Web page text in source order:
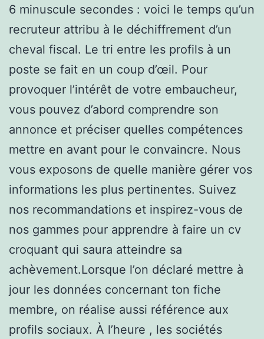
6 minuscule secondes : voici le temps qu’un
recruteur attribu à le déchiffrement d’un
cheval fiscal. Le tri entre les profils à un
poste se fait en un coup d’œil. Pour
provoquer l’intérêt de votre embaucheur,
vous pouvez d’abord comprendre son
annonce et préciser quelles compétences
mettre en avant pour le convaincre. Nous
vous exposons de quelle manière gérer vos
informations les plus pertinentes. Suivez
nos recommandations et inspirez-vous de
nos gammes pour apprendre à faire un cv
croquant qui saura atteindre sa
achèvement.Lorsque l’on déclaré mettre à
jour les données concernant ton fiche
membre, on réalise aussi référence aux
profils sociaux. À l’heure , les sociétés